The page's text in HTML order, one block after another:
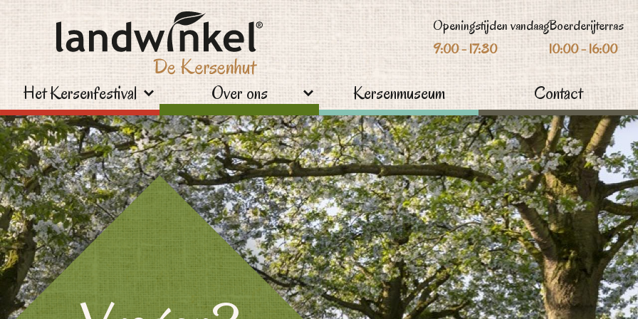
Het Kersenfestival Over ons Kersenmuseum Contact
Openingstijden vandaag
9:00 - 17:30
Boerderijterras
10:00 - 16:00